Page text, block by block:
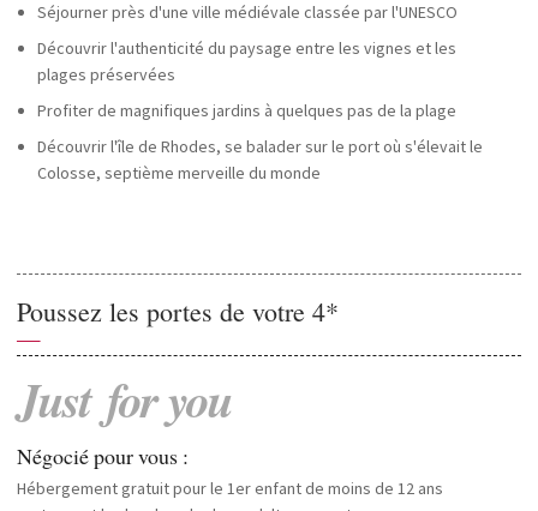
Séjourner près d'une ville médiévale classée par l'UNESCO
Découvrir l'authenticité du paysage entre les vignes et les
plages préservées
Profiter de magnifiques jardins à quelques pas de la plage
Découvrir l'île de Rhodes, se balader sur le port où s'élevait le
Colosse, septième merveille du monde
Poussez les portes de votre 4*
—
Just foryou
Négocié pour vous :
Hébergement gratuit pour le 1er enfant de moins de 12 ans